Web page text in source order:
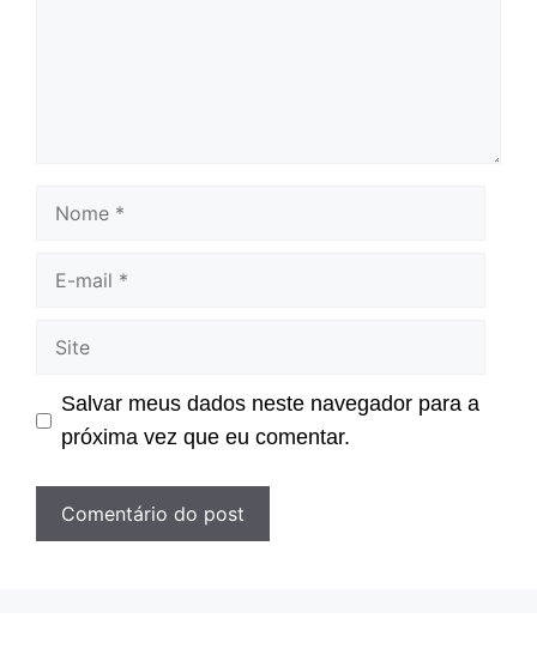
Nome
Site
Salvar meus dados neste navegador para a
próxima vez que eu comentar.